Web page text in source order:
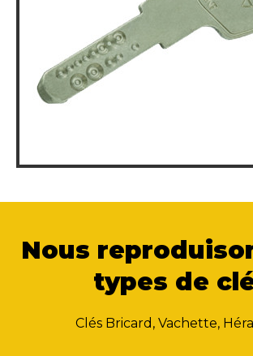
Nous
types de
Clés Bricard, Vachette,